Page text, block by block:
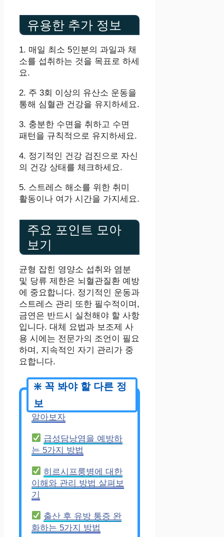
유용한 추가 정보
1. 매일 최소 5인분의 과일과 채
소를 섭취하는 것을 목표로 하세
요.
2. 주 3회 이상의 유산소 운동을
통해 심혈관 건강을 유지하세요.
3. 충분한 수면을 취하고 수면
패턴을 규칙적으로 유지하세요.
4. 정기적인 건강 검진으로 자신
의 건강 상태를 체크하세요.
5. 스트레스 해소를 위한 취미
활동이나 여가 시간을 가지세요.
주요 포인트 모아
보기
균형 잡힌 영양소 섭취와 염분
및 당류 제한은 뇌혈관질환 예방
에 중요합니다. 정기적인 운동과
스트레스 관리 또한 필수적이며,
금연은 반드시 실천해야 할 사항
입니다. 대체 요법과 보조제 사
용 시에는 전문가의 조언이 필요
하며, 지속적인 자기 관리가 중
요합니다.
알아보자
급성담낭염을 예방하
는 5가지 방법
히르시프룽병에 대한
이해와 관리 방법 살펴보
기
출산 후 유방 통증 완
화하는 5가지 방법